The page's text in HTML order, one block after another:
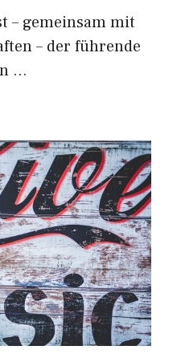
– gemeinsam mit
– der führende
…